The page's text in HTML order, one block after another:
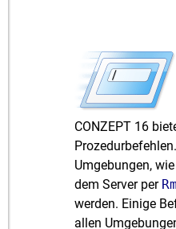
CONZEPT 16
Umgebungen,
dem Server per
werden. Einige
allen